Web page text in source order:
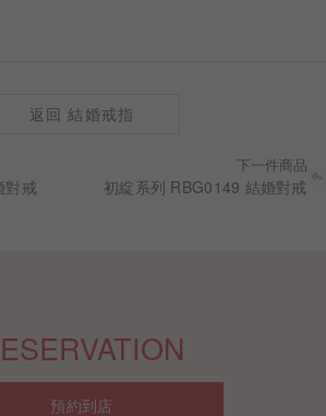
對戒
下一件商品
初綻系列 RBG0149 結婚對戒
返回 結婚戒指
預約到店